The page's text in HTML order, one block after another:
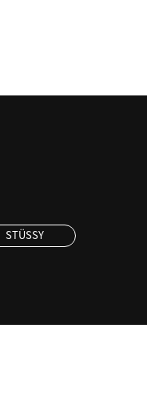
STÜSSY